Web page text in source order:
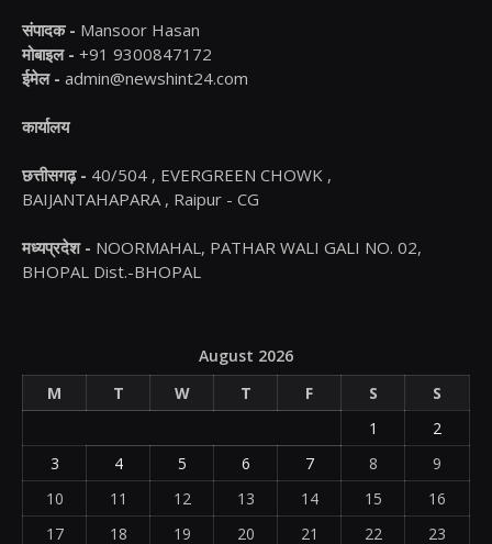
संपादक - Mansoor Hasan
मोबाइल - +91 9300847172
ईमेल - admin@newshint24.com
कार्यालय
छत्तीसगढ़ - 40/504 , EVERGREEN CHOWK ,
BAIJANTAHAPARA , Raipur - CG
मध्यप्रदेश - NOORMAHAL, PATHAR WALI GALI NO. 02,
BHOPAL Dist.-BHOPAL
August 2026
M
T W T F S
S
1
2
3
4 5 6 7 8
9
10
11 12 13 14 15
16
17
18 19 20 21 22 23